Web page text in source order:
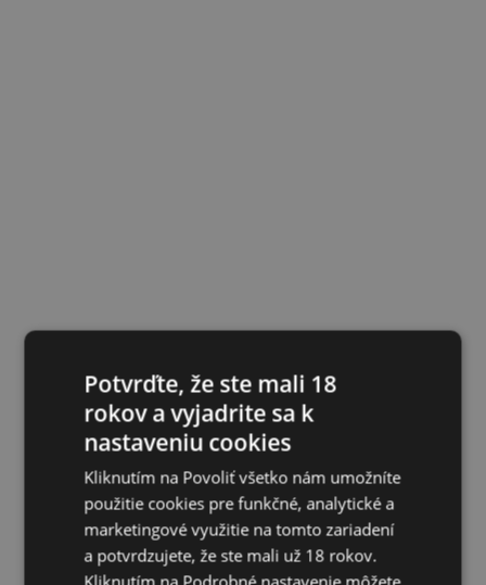
Potvrďte, že ste mali 18
rokov a vyjadrite sa k
nastaveniu cookies
Kliknutím na Povoliť všetko nám umožníte
použitie cookies pre funkčné, analytické a
marketingové využitie na tomto zariadení
a potvrdzujete, že ste mali už 18 rokov.